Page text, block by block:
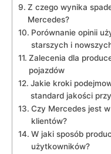
Z czego⁢ wynika⁢
⁢Mercedes?
Porównanie opinii
starszych i
Zalecenia dla
pojazdów
Jakie kroki
standard⁣ jakości
Czy Mercedes jest‍
klientów?
W jaki sposób
użytkowników?